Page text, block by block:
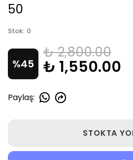
50
Stok: 0
%45
₺ 2,800.00
₺ 1,550.00
Paylaş:
STOKTA